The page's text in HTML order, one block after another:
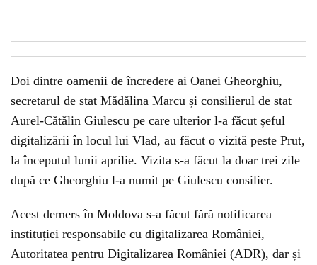
Doi dintre oamenii de încredere ai Oanei Gheorghiu,
secretarul de stat Mădălina Marcu și consilierul de stat
Aurel-Cătălin Giulescu pe care ulterior l-a făcut șeful
digitalizării în locul lui Vlad, au făcut o vizită peste Prut,
la începutul lunii aprilie. Vizita s-a făcut la doar trei zile
după ce Gheorghiu l-a numit pe Giulescu consilier.
Acest demers în Moldova s-a făcut fără notificarea
instituției responsabile cu digitalizarea României,
Autoritatea pentru Digitalizarea României (ADR), dar și